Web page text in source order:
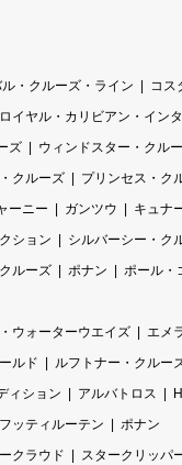
・クルーズ・ライン コス
ロイヤル・カリビアン・イン
ズ
ウィンドスター・クル
クルーズ
プリンセス・ク
ーニー
ガンツウ キュナ
ション
シルバーシー・ク
ルーズ
ポナン ポール・
ウォーターウエイズ エメ
ルド
ルフトナー・クルー
ィション
アルバトロス
フッティルーテン
ポナン
クラウド
スタークリッパ